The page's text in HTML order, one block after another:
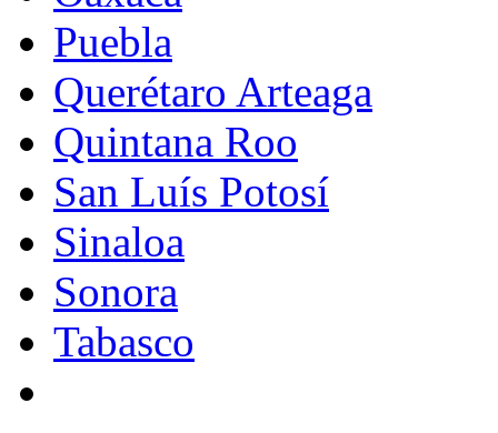
Puebla
Querétaro Arteaga
Quintana Roo
San Luís Potosí
Sinaloa
Sonora
Tabasco